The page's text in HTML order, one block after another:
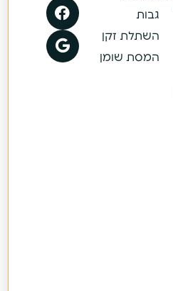
גבות
השתלת זקן
המסת שומן